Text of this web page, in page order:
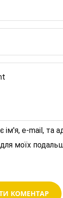
ім'я, e-mail, та
моїх